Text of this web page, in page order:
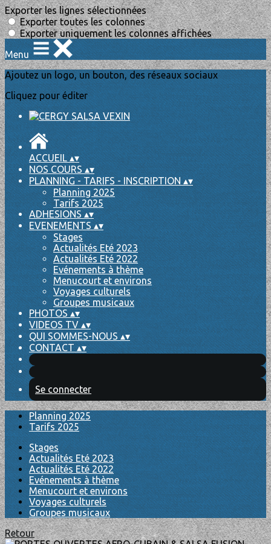
Exporter les lignes sélectionnées
Exporter toutes les colonnes
Exporter uniquement les colonnes affichées
Menu
Ajoutez un logo, un bouton, des réseaux sociaux
Cliquez pour éditer
ACCUEIL▴▾
NOS COURS▴▾
PLANNING - TARIFS - INSCRIPTION▴▾
Planning 2025
Tarifs 2025
ADHESIONS▴▾
EVENEMENTS▴▾
Stages
Actualités Eté 2023
Actualités Eté 2022
Evénements à thème
Menucourt et environs
Voyages culturels
Groupes musicaux
PHOTOS▴▾
VIDEOS TV▴▾
QUI SOMMES-NOUS▴▾
CONTACT▴▾
Se connecter
Planning 2025
Tarifs 2025
Stages
Actualités Eté 2023
Actualités Eté 2022
Evénements à thème
Menucourt et environs
Voyages culturels
Groupes musicaux
Retour